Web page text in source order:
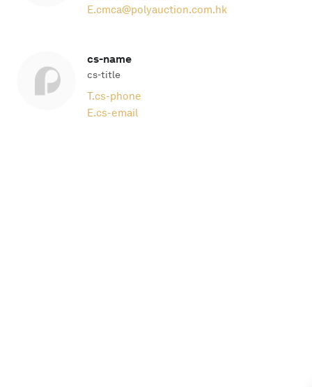
E.cmca@polyauction.com.hk
cs-name
cs-title
T.cs-phone
E.cs-email